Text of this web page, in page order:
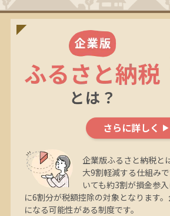
さらに詳しく
企業版ふるさと納税と
大9割軽減する仕組み
いても約3割が損金参
に6割分が税額控除の対象となります
になる可能性がある制度です。